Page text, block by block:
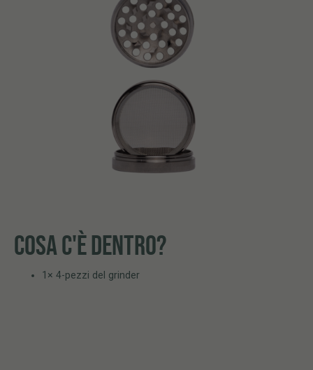
COSA C'È DENTRO?
1× 4-pezzi del grinder